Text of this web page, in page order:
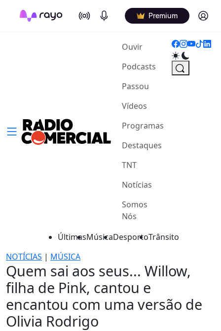
On Air Podcasts Premium Log in
Ouvir(current)
Podcasts
Passou
Vídeos
Programas
Destaques
TNT
Notícias
Somos
Nós
ÚltimasMúsicaDesportoTrânsito
NOTÍCIAS | MÚSICA
Quem sai aos seus... Willow,
filha de Pink, cantou e
encantou com uma versão de
Olivia Rodrigo